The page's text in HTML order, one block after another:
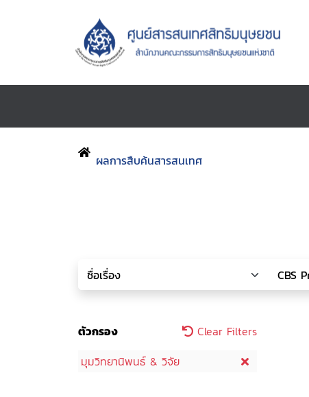
ผลการสืบค้นสารสนเทศ
ตัวกรอง
Clear Filters
มุมวิทยานิพนธ์ & วิจัย